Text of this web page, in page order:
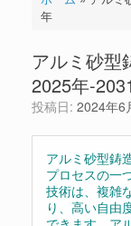
年
アルミ砂型
2025年-
投稿日: 2024年6
アルミ砂型鋳
プロセスの一
技術は、複雑
り、高い自由